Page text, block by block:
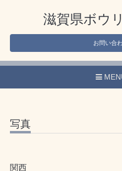
滋賀県ボウ
お問い合
写真
関西